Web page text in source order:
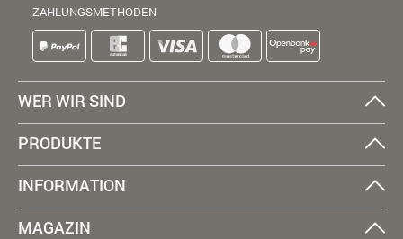
ZAHLUNGSMETHODEN
WER WIR SIND
PRODUKTE
INFORMATION
MAGAZIN